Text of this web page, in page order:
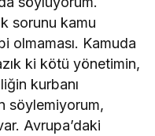
sorunu kamu
olmaması. Kamuda
ki kötü yönetimin,
kurbanı
söylemiyorum,
Avrupa’daki